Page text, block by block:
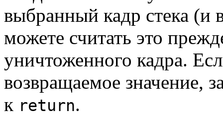
выбранный кадр стека (и
можете считать это
уничтоженного кадра.
возвращаемое значение,
к return.